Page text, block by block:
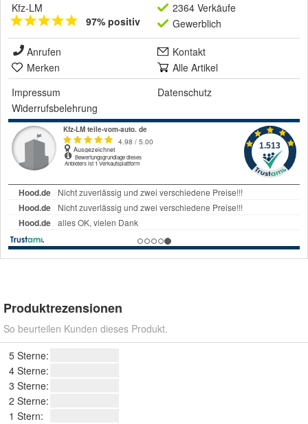
Kfz-LM
97% positiv
2364 Verkäufe
Gewerblich
Anrufen
Kontakt
Merken
Alle Artikel
Impressum
Datenschutz
Widerrufsbelehrung
Produktrezensionen
So beurteilen Kunden dieses Produkt.
5 Sterne:
4 Sterne:
3 Sterne:
2 Sterne:
1 Stern: